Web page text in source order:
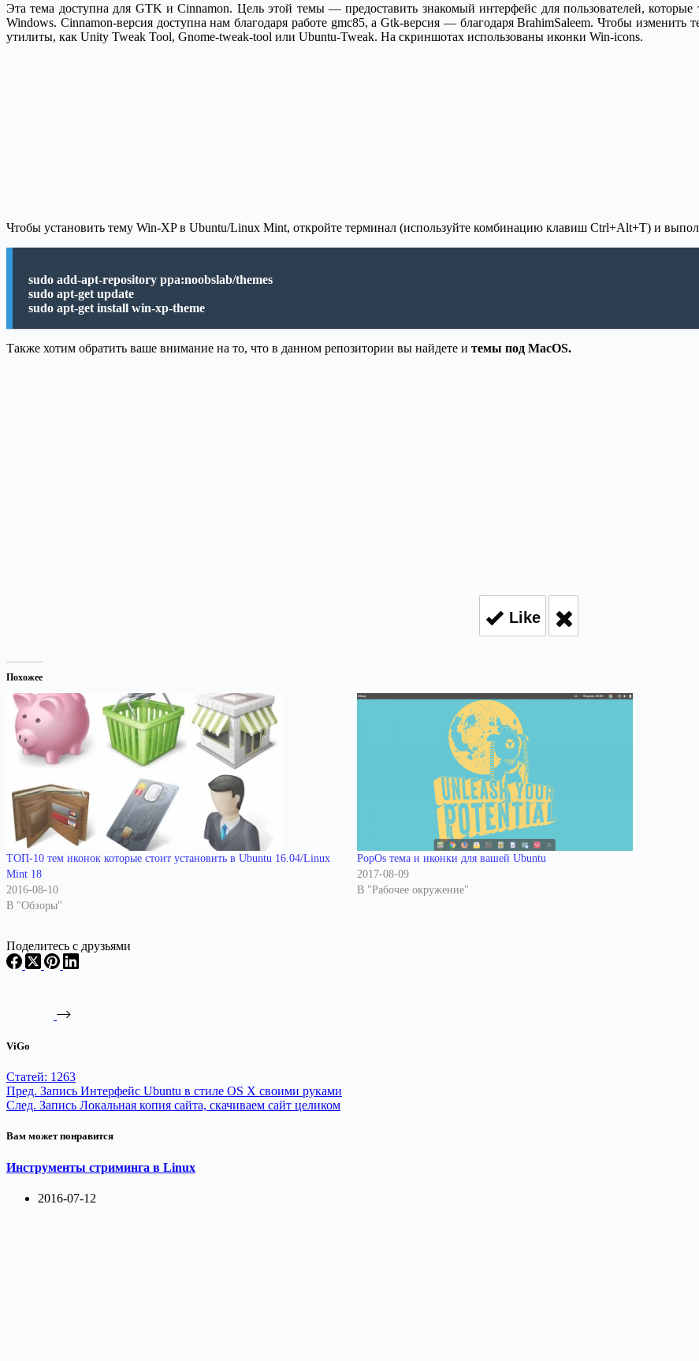
Эта тема доступна для GTK и Cinnamon. Цель этой темы — предоставить знакомый интерфейс для пользователей,
Windows. Cinnamon-версия доступна нам благодаря работе gmc85, а Gtk-версия — благодаря BrahimSaleem. Чтобы
утилиты, как Unity Tweak Tool, Gnome-tweak-tool или Ubuntu-Tweak. На скриншотах использованы иконки Win-icons.
Чтобы установить тему Win-XP в Ubuntu/Linux Mint, откройте терминал (используйте комбинацию клавиш Ctrl+Alt+T) и
sudo add-apt-repository ppa:noobslab/themes
sudo apt-get update
sudo apt-get install win-xp-theme
Также хотим обратить ваше внимание на то, что в данном репозитории вы найдете и темы под MacOS.
Like
Похожее
ТОП-10 тем иконок которые стоит установить в Ubuntu 16.04/Linux
Mint 18
2016-08-10
В "Обзоры"
PopOs тема и иконки для вашей Ubuntu
2017-08-09
В "Рабочее окружение"
Поделитесь с друзьями
ViGo
Статей: 1263
Пред. Запись Интерфейс Ubuntu в стиле OS X своими руками
След. Запись Локальная копия сайта, скачиваем сайт целиком
Вам может понравится
Инструменты стриминга в Linux
2016-07-12